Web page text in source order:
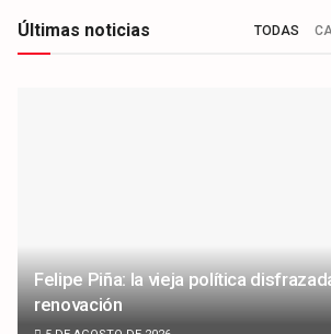
Últimas noticias TODAS
Felipe Piña: la vieja política
renovación